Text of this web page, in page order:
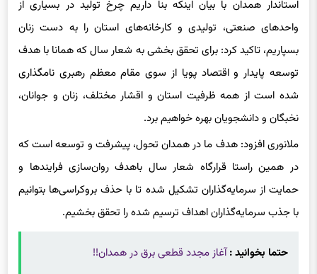
واحدهای صنعتی، تولیدی و کارخانه‌های استان را به دست زنان
بسپاریم، تاکید کرد: برای تحقق بخشی به شعار سال که همانا با هدف
توسعه پایدار و اقتصاد پویا از سوی مقام معظم رهبری نامگذاری
شده است از همه ظرفیت استان و اقشار مختلف، زنان و جوانان،
نخبگان و دانشجویان بهره خواهیم برد.
ملانوری افزود: هدف ما در همدان تحول، پیشرفت و توسعه است که
در همین راستا قرارگاه شعار سال باهدف روان‌سازی فرایندها و
حمایت از سرمایه‌گذاران تشکیل شده تا با حذف بروکراسی‌ها بتوانیم
با جذب سرمایه‌گذاران اهداف ترسیم شده را تحقق بخشیم.